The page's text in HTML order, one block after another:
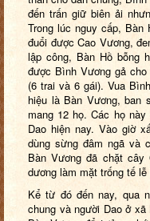
đến trấn giữ biên ải
Trong lúc nguy cấp,
đuổi được Cao Vương,
lập công, Bàn Hồ bỗng
được Bình Vương gả
(6 trai và 6 gái). Vua
hiệu là Bàn Vương, ban
mang 12 họ. Các họ
Dao hiện nay. Vào giờ
dùng sừng đâm ngã và
Bàn Vương đã chặt
dương làm mặt trống tế
Kể từ đó đến nay, qua
chung và người Dao ở